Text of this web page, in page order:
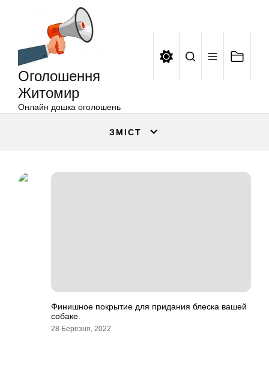
Оголошення
Житомир
Онлайн дошка оголошень
ЗМІСТ
Финишное покрытие для придания блеска вашей
собаке.
28 Березня, 2022